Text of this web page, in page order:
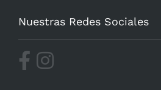
Nuestras Redes Sociales